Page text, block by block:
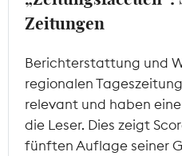
Zeitungen
Berichterstattung und
regionalen
relevant und haben
die Leser. Dies zeigt
fünften Auflage seiner